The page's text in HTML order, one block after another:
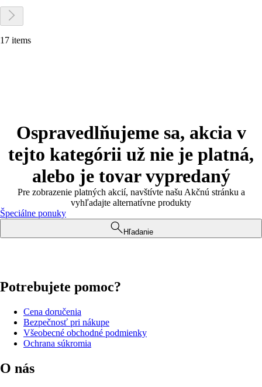
17 items
Ospravedlňujeme sa, akcia v
tejto kategórii už nie je platná,
alebo je tovar vypredaný
Pre zobrazenie platných akcií, navštívte našu Akčnú stránku a
vyhľadajte alternatívne produkty
Špeciálne ponuky
Hľadanie
Potrebujete pomoc?
Cena doručenia
Bezpečnosť pri nákupe
Všeobecné obchodné podmienky
Ochrana súkromia
O nás